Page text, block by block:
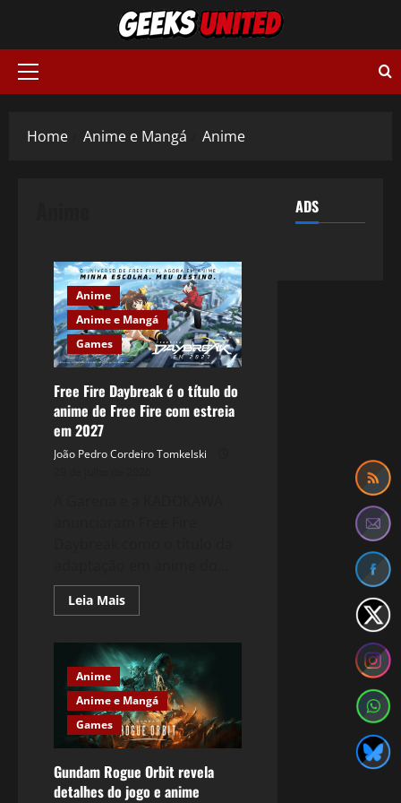
content
Primary
Menu
Home Anime e Mangá Anime
Anime
Anime e Mangá
Games
Free Fire Daybreak é o título do
anime de Free Fire com estreia
em 2027
João Pedro Cordeiro Tomkelski
Leia MaisRead
more
Fire
Daybreak
é
o
título
do
anime
de
Free
Fire
com
estreia
Anime
Anime e Mangá
Games
Gundam Rogue Orbit revela
detalhes do jogo e anime
ADS